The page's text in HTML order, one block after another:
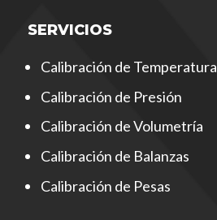
SERVICIOS
Calibración de Temperatura
Calibración de Presión
Calibración de Volumetría
Calibración de Balanzas
Calibración de Pesas